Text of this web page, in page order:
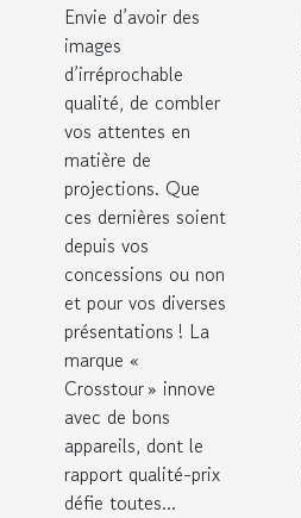
Envie d’avoir des
images
d’irréprochable
qualité, de combler
vos attentes en
matière de
projections. Que
ces dernières soient
depuis vos
concessions ou non
et pour vos diverses
présentations ! La
marque «
Crosstour » innove
avec de bons
appareils, dont le
rapport qualité-prix
défie toutes...